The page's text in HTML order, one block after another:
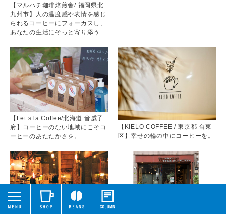
【マルハチ珈琲焙煎舎/ 福岡県北
九州市】人の温度感や表情を感じ
られるコーヒーにフォーカスし、
あなたの生活にそっと寄り添う
【Let’s la Coffee/北海道 音威子
府】コーヒーのない地域にこそコ
ーヒーのあたたかさを。
【KIELO COFFEE / 東京都 台東
区】幸せの輪の中にコーヒーを。